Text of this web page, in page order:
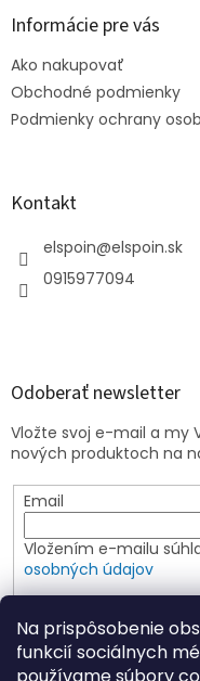
Na prispôsobenie
funkcií sociálnych
Informácie pre vás
Ako nakupovať
Obchodné podmienky
Podmienky ochrany
Kontakt
elspoin@elspoin.sk
0915977094
Odoberať newsletter
Vložte svoj e-mail a my
nových produktoch na
Email
Vložením e-mailu
osobných údajov
PRIHLÁSIŤ SA